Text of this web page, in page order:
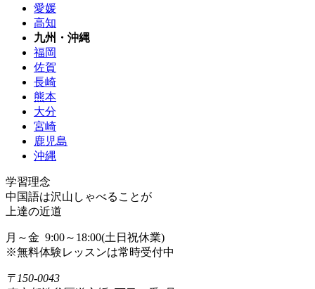
愛媛
高知
九州・沖縄
福岡
佐賀
長崎
熊本
大分
宮崎
鹿児島
沖縄
学習理念
中国語は沢山しゃべることが
上達の近道
月～金 9:00～18:00(土日祝休業)
※無料体験レッスンは常時受付中
〒150-0043